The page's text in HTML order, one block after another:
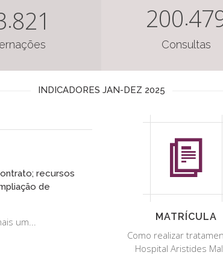
821 200 47
Consultas
INDICADORES JAN-DEZ 2025
recursos
de
um... MATRÍCULA
Como realizar
Hospital Aristides